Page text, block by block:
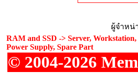
ผู้จำหน่
RAM and SSD -> Server,
Power Supply, Spare Part
© 2004-2026